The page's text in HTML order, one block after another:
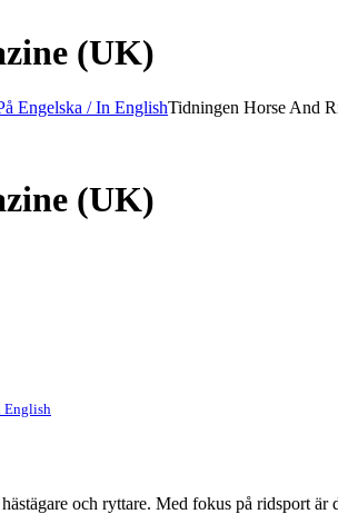
(UK)
Engelska / In EnglishTidningen Horse And
(UK)
English
och ryttare. Med fokus på ridsport